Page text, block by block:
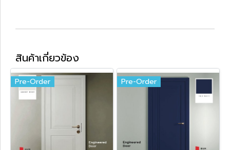
สินค้าเกี่ยวข้อง
Pre-Order Pre-Order